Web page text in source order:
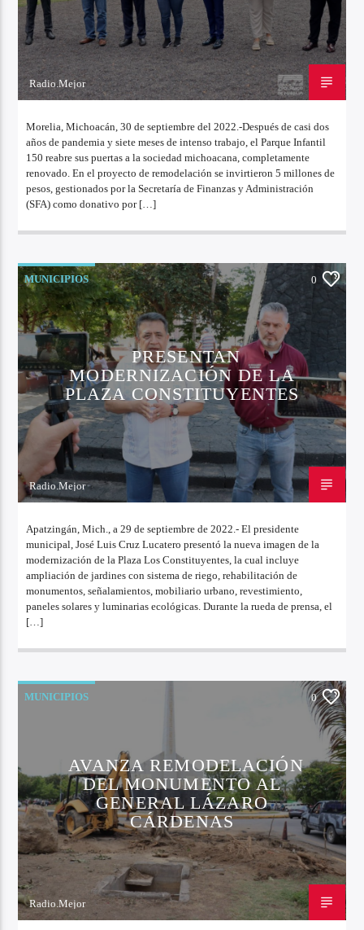
Radio.Mejor
Morelia, Michoacán, 30 de septiembre del 2022.-Después de casi dos
años de pandemia y siete meses de intenso trabajo, el Parque Infantil
150 reabre sus puertas a la sociedad michoacana, completamente
renovado. En el proyecto de remodelación se invirtieron 5 millones de
pesos, gestionados por la Secretaría de Finanzas y Administración
(SFA) como donativo por […]
MUNICIPIOS 0
PRESENTAN
MODERNIZACIÓN DE LA
PLAZA CONSTITUYENTES
Radio.Mejor
Apatzingán, Mich., a 29 de septiembre de 2022.- El presidente
municipal, José Luis Cruz Lucatero presentó la nueva imagen de la
modernización de la Plaza Los Constituyentes, la cual incluye
ampliación de jardines con sistema de riego, rehabilitación de
monumentos, señalamientos, mobiliario urbano, revestimiento,
paneles solares y luminarias ecológicas. Durante la rueda de prensa, el
[…]
MUNICIPIOS 0
AVANZA REMODELACIÓN
DEL MONUMENTO AL
GENERAL LÁZARO
CÁRDENAS
Radio.Mejor